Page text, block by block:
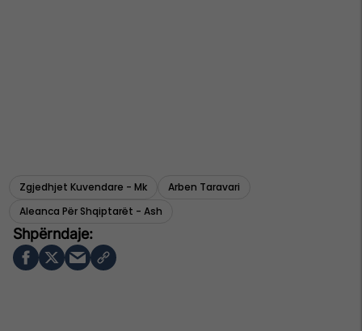
Zgjedhjet Kuvendare - Mk
Arben Taravari
Aleanca Për Shqiptarët - Ash